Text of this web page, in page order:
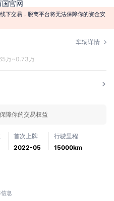
官网
下交易，脱离平台将无法保障你的资金安
车辆详情
万~0.73万
障你的交易权益
首次上牌
2022-05
行驶里程
15000km
息